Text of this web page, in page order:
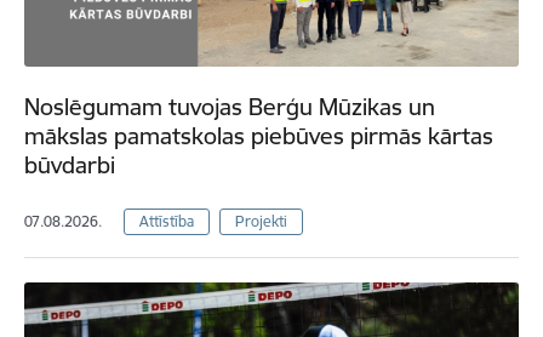
Noslēgumam tuvojas Berģu Mūzikas un
mākslas pamatskolas piebūves pirmās kārtas
būvdarbi
07.08.2026. Attīstība Projekti